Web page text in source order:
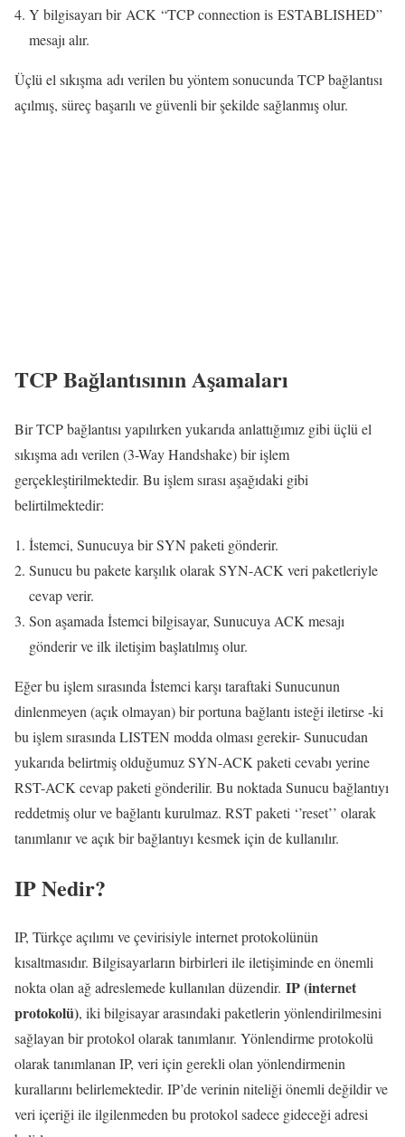
Y bilgisayarı bir ACK “TCP connection is ESTABLISHED”
mesajı alır.
Üçlü el sıkışma adı verilen bu yöntem sonucunda TCP bağlantısı
açılmış, süreç başarılı ve güvenli bir şekilde sağlanmış olur.
TCP Bağlantısının Aşamaları
Bir TCP bağlantısı yapılırken yukarıda anlattığımız gibi üçlü el
sıkışma adı verilen (3-Way Handshake) bir işlem
gerçekleştirilmektedir. Bu işlem sırası aşağıdaki gibi
belirtilmektedir:
İstemci, Sunucuya bir SYN paketi gönderir.
Sunucu bu pakete karşılık olarak SYN-ACK veri paketleriyle
cevap verir.
Son aşamada İstemci bilgisayar, Sunucuya ACK mesajı
gönderir ve ilk iletişim başlatılmış olur.
Eğer bu işlem sırasında İstemci karşı taraftaki Sunucunun
dinlenmeyen (açık olmayan) bir portuna bağlantı isteği iletirse -ki
bu işlem sırasında LISTEN modda olması gerekir- Sunucudan
yukarıda belirtmiş olduğumuz SYN-ACK paketi cevabı yerine
RST-ACK cevap paketi gönderilir. Bu noktada Sunucu bağlantıyı
reddetmiş olur ve bağlantı kurulmaz. RST paketi ‘’reset’’ olarak
tanımlanır ve açık bir bağlantıyı kesmek için de kullanılır.
IP Nedir?
IP, Türkçe açılımı ve çevirisiyle internet protokolünün
kısaltmasıdır. Bilgisayarların birbirleri ile iletişiminde en önemli
nokta olan ağ adreslemede kullanılan düzendir. IP (internet
protokolü), iki bilgisayar arasındaki paketlerin yönlendirilmesini
sağlayan bir protokol olarak tanımlanır. Yönlendirme protokolü
olarak tanımlanan IP, veri için gerekli olan yönlendirmenin
kurallarını belirlemektedir. IP’de verinin niteliği önemli değildir ve
veri içeriği ile ilgilenmeden bu protokol sadece gideceği adresi